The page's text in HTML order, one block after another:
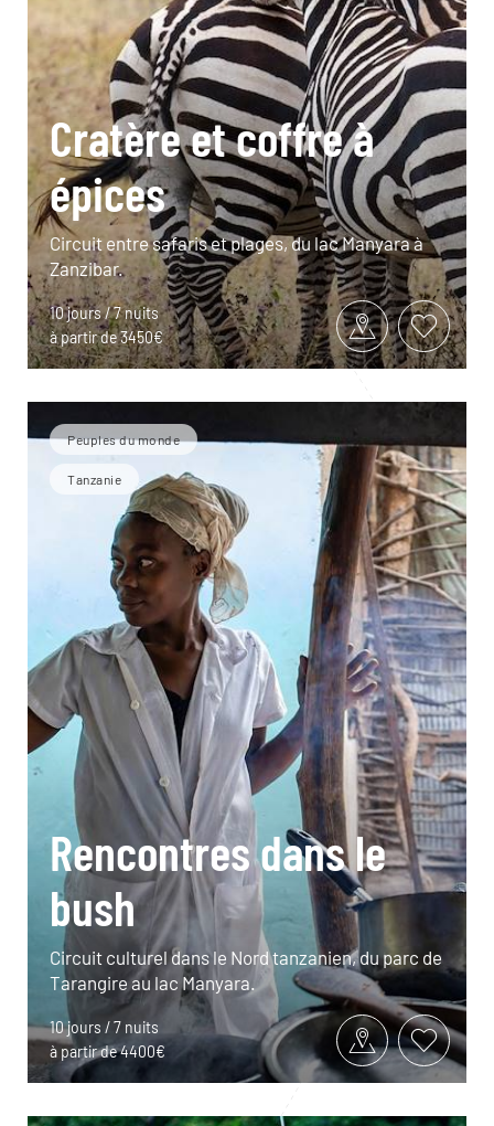
Cratère et coffre à
épices
Circuit entre safaris et plages, du lac Manyara à
Zanzibar.
10 jours / 7 nuits
à partir de 3450€
Peuples du monde
Tanzanie
Rencontres dans le
bush
Circuit culturel dans le Nord tanzanien, du parc de
Tarangire au lac Manyara.
10 jours / 7 nuits
à partir de 4400€